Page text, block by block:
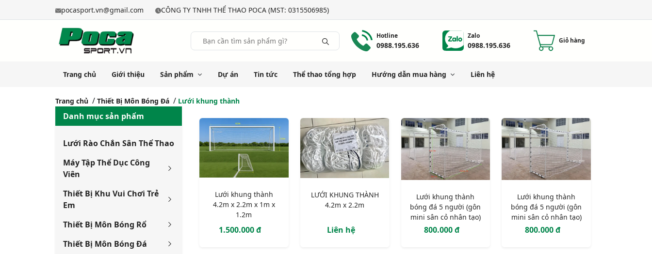
pocasport.vn@gmail.com CÔNG TY TNHH THỂ THAO POCA (MST: 0315506985)
Hotline
0988.195.636
Zalo
0988.195.636 Giỏ hàng
Trang chủ Giới thiệu Sản phẩm Dự án Tin tức Thể thao tổng hợp Hướng dẫn mua hàng Liên hệ
Trang chủ Thiết Bị Môn Bóng Đá Lưới khung thành
Danh mục sản phẩm
Lưới Rào Chắn Sân Thể Thao
Máy Tập Thể Dục Công
Viên
Thiết Bị Khu Vui Chơi Trẻ
Em
Thiết Bị Môn Bóng Rổ
Thiết Bị Môn Bóng Đá
Lưới khung thành
4.2m x 2.2m x 1m x
1.2m
1.500.000 đ
LƯỚI KHUNG THÀNH
4.2m x 2.2m
Liên hệ
Lưới khung thành
bóng đá 5 người (gôn
mini sân cỏ nhân tạo)
800.000 đ
Lưới khung thành
bóng đá 5 người (gôn
mini sân cỏ nhân tạo)
800.000 đ